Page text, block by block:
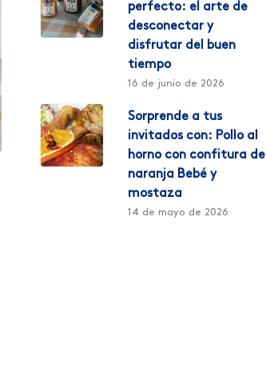
perfecto: el arte de
desconectar y
disfrutar del buen
tiempo
16 de junio de 2026
Sorprende a tus
invitados con: Pollo al
horno con confitura de
naranja Bebé y
mostaza
14 de mayo de 2026